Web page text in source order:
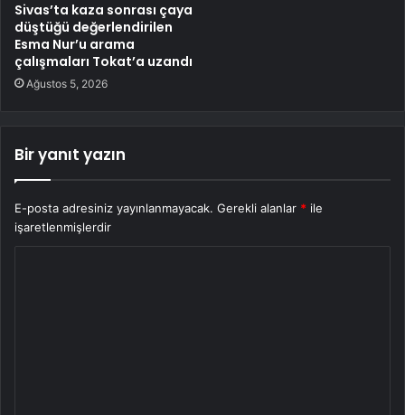
Sivas’ta kaza sonrası çaya
düştüğü değerlendirilen
Esma Nur’u arama
çalışmaları Tokat’a uzandı
Ağustos 5, 2026
Bir yanıt yazın
E-posta adresiniz yayınlanmayacak. Gerekli alanlar * ile
işaretlenmişlerdir